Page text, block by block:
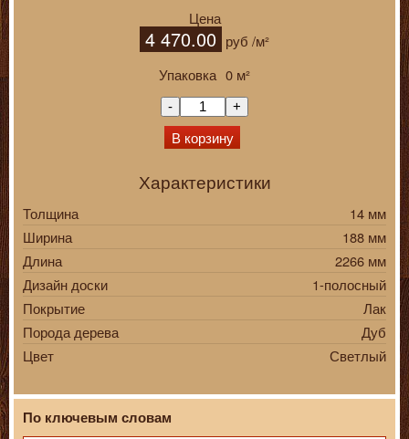
Цена
4 470.00 руб /м²
Упаковка 0 м²
- +
В корзину
Характеристики
Толщина
14 мм
Ширина
188 мм
Длина
2266 мм
Дизайн доски
1-полосный
Покрытие
Лак
Порода дерева
Дуб
Цвет
Светлый
По ключевым словам